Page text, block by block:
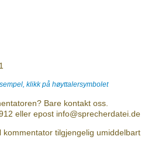
klikk på høyttalersymbolet
Bare kontakt oss.
eller epost info@sprecherdatei.de
tilgjengelig umiddelbart.